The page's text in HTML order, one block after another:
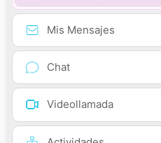
Mis Mensajes
Chat
Videollamada